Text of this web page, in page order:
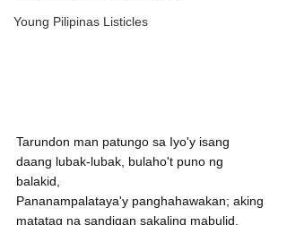
Young Pilipinas Listicles
Tarundon man patungo sa Iyo'y isang
daang lubak-lubak, bulaho't puno ng
balakid,
Pananampalataya'y panghahawakan; aking
matatag na sandigan sakaling mabulid.